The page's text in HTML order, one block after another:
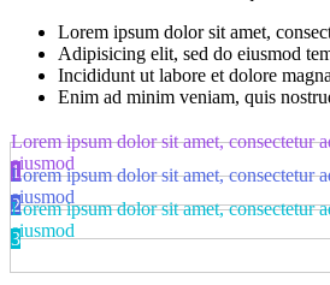
Lorem ipsum dolor sit amet,
Adipisicing elit, sed do eiusmod
Incididunt ut labore et dolore
Enim ad minim veniam, quis
1
Lorem ipsum dolor sit amet, consectetur
eiusmod
2
Lorem ipsum dolor sit amet, consectetur
eiusmod
3
Lorem ipsum dolor sit amet, consectetur
eiusmod